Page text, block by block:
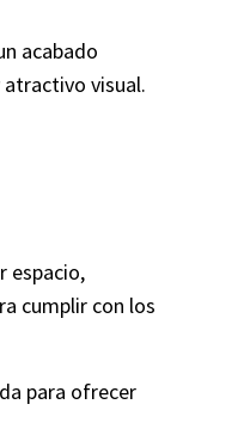
acabado
visual.
espacio,
cumplir con los
para ofrecer